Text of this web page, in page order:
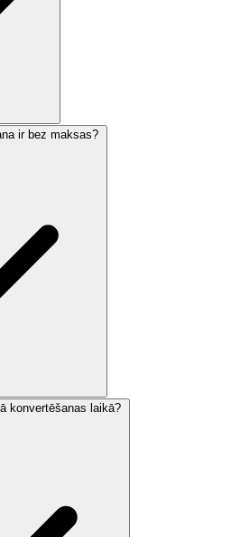
ir bez maksas?
konvertēšanas laikā?